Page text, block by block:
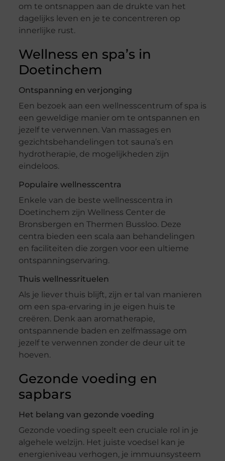
om te ontsnappen aan de drukte van het
dagelijks leven en je te concentreren op
innerlijke rust.
Wellness en spa’s in
Doetinchem
Ontspanning en verjonging
Een bezoek aan een wellnesscentrum of spa is
een geweldige manier om te ontspannen en
jezelf te verwennen. Van massages en
gezichtsbehandelingen tot sauna’s en
hydrotherapie, de mogelijkheden zijn
eindeloos.
Populaire wellnesscentra
Enkele van de beste wellnesscentra in
Doetinchem zijn Wellness Center de
Bronsbergen en Thermen Bussloo. Deze
centra bieden een scala aan behandelingen
en faciliteiten die zorgen voor een ultieme
ontspanningservaring.
Thuis wellnessrituelen
Als je liever thuis blijft, zijn er tal van manieren
om een spa-ervaring in je eigen huis te
creëren. Denk aan aromatherapie,
ontspannende baden en zelfmassage om
jezelf te verwennen zonder de deur uit te
hoeven.
Gezonde voeding en
sapbars
Het belang van gezonde voeding
Gezonde voeding speelt een cruciale rol in je
algehele welzijn. Het juiste voedsel kan je
energieniveau verhogen, je immuunsysteem